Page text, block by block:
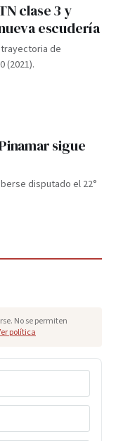
clase 3 y
escudería
de
(2021).
sigue
disputado el 22°
No se permiten
política